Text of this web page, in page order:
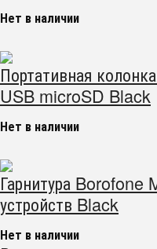
Нет в наличии
Портативная
USB microSD Black
Нет в наличии
Гарнитура Borofone
устройств Black
Нет в наличии